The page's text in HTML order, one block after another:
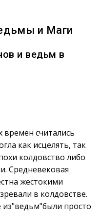
и Маги
и ведьм в
считались
как исцелять, так
колдовство либо
Средневековая
жестокими
в колдовстве.
из"ведьм"были просто